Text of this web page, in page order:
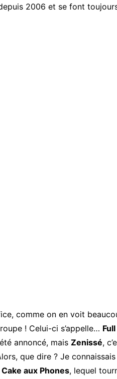
2006 et se font
comme on en voit
! Celui-ci s’appelle…
annoncé, mais Zenissé,
que dire ? Je
Cake aux Phones, lequel